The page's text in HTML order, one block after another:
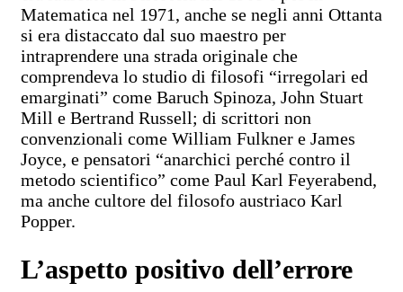
Matematica nel 1971, anche se negli anni Ottanta
si era distaccato dal suo maestro per
intraprendere una strada originale che
comprendeva lo studio di filosofi “irregolari ed
emarginati” come Baruch Spinoza, John Stuart
Mill e Bertrand Russell; di scrittori non
convenzionali come William Fulkner e James
Joyce, e pensatori “anarchici perché contro il
metodo scientifico” come Paul Karl Feyerabend,
ma anche cultore del filosofo austriaco Karl
Popper.
L’aspetto positivo dell’errore